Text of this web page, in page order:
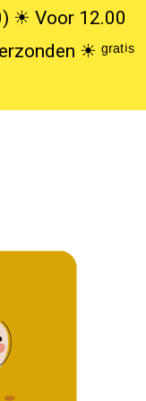
☀︎ Voor 12.00
☀︎ ᵍʳᵃᵗⁱˢ